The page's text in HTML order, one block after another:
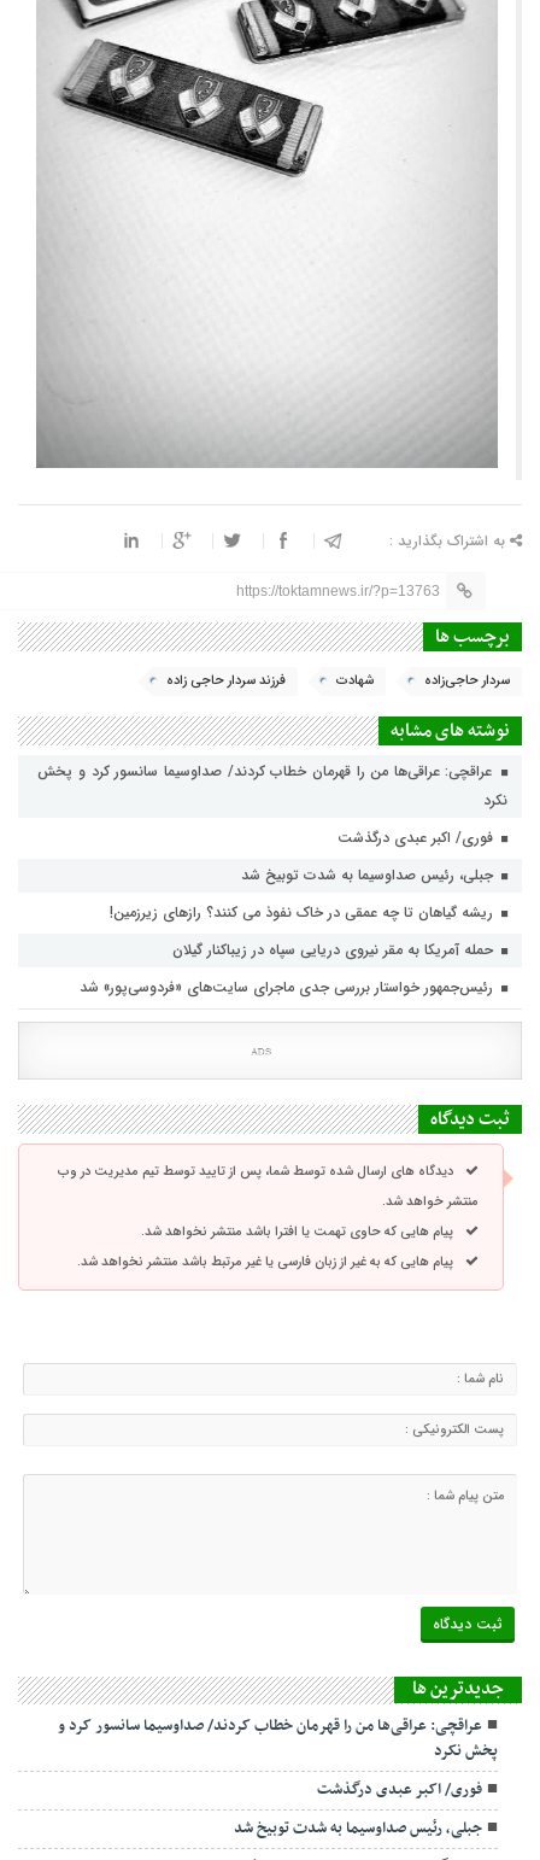
به اشتراک بگذارید :
https://toktamnews.ir/?p=13763
برچسب ها
سردار حاجی‌زاده شهادت فرزند سردار حاجی زاده
نوشته های مشابه
عراقچی: عراقی‌ها من را قهرمان خطاب کردند/ صداوسیما سانسور کرد و پخش
نکرد
فوری/ اکبر عبدی درگذشت
جبلی، رئیس صداوسیما به شدت توبیخ شد
ریشه گیاهان تا چه عمقی در خاک نفوذ می کنند؟ رازهای زیرزمین!
حمله آمریکا به مقر نیروی دریایی سپاه در زیباکنار گیلان
رئیس‌جمهور خواستار بررسی جدی ماجرای سایت‌های «فردوسی‌پور» شد
ثبت دیدگاه
دیدگاه های ارسال شده توسط شما، پس از تایید توسط تیم مدیریت در وب
منتشر خواهد شد.
پیام هایی که حاوی تهمت یا افترا باشد منتشر نخواهد شد.
پیام هایی که به غیر از زبان فارسی یا غیر مرتبط باشد منتشر نخواهد شد.
جديدترين ها
عراقچی: عراقی‌ها من را قهرمان خطاب کردند/ صداوسیما سانسور کرد و
پخش نکرد
فوری/ اکبر عبدی درگذشت
جبلی، رئیس صداوسیما به شدت توبیخ شد